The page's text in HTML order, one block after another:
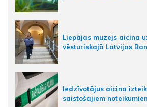
Liepājas muzejs aicina
vēsturiskajā Latvijas
Iedzīvotājus aicina
saistošajiem